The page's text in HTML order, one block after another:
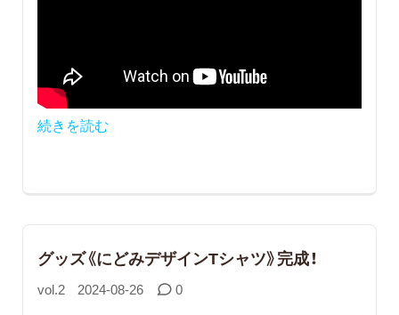
続きを読む
グッズ《にどみデザインTシャツ》完成！
vol.2 2024-08-26 0